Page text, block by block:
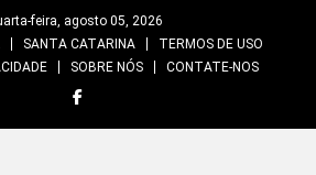
feira, agosto 05, 2026
SANTA CATARINA
TERMOS DE USO
SOBRE NÓS CONTATE-NOS